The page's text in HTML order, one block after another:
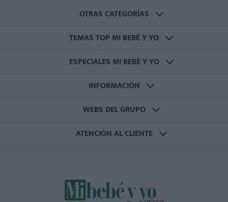
OTRAS CATEGORÍAS
TEMAS TOP MI BEBÉ Y YO
ESPECIALES MI BEBÉ Y YO
INFORMACIÓN
WEBS DEL GRUPO
ATENCIÓN AL CLIENTE